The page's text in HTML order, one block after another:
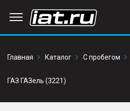
Главная
Каталог С пробегом
ГАЗ ГАЗель (3221)